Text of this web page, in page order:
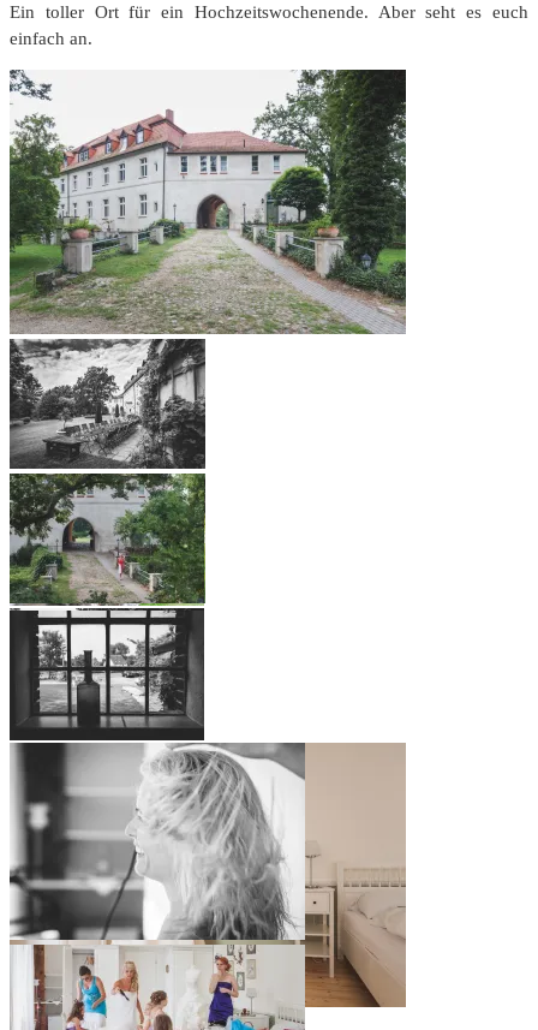
Ein toller Ort für ein Hochzeitswochenende. Aber seht es euch
einfach an.